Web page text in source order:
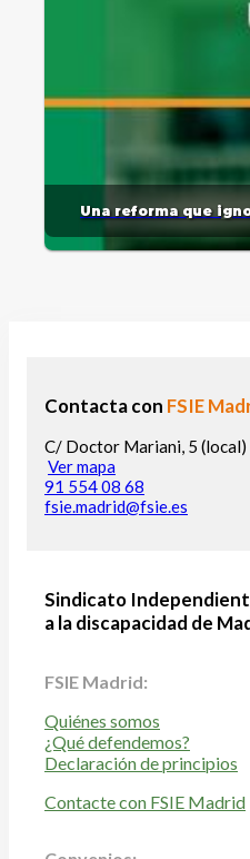
Una reforma que
Contacta con FSIE
C/ Doctor Mariani, 5
Ver mapa
91 554 08 68
fsie.madrid@fsie.es
Sindicato
a la discapacidad de
FSIE Madrid:
Quiénes somos
¿Qué defendemos?
Declaración de principios
Contacte con FSIE Madrid